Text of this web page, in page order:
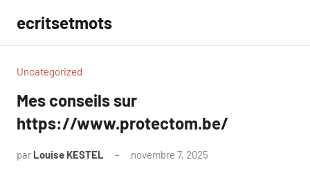
contenu
ecritsetmots
Uncategorized
Mes conseils sur
https://www.protectom.be/
par Louise KESTEL novembre 7, 2025